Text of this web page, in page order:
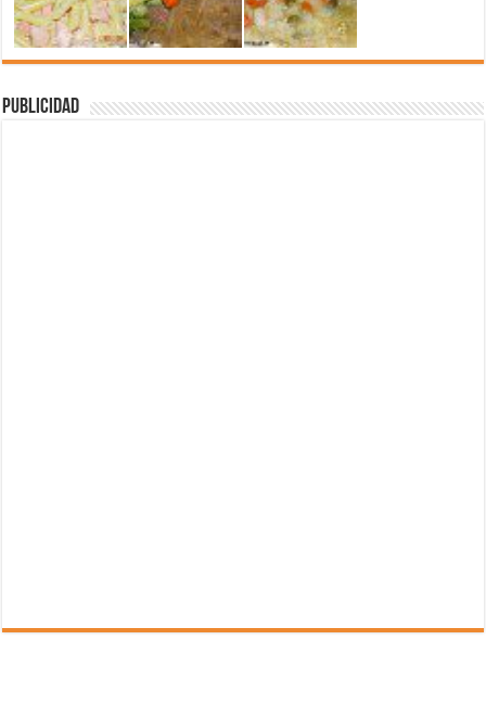
Publicidad